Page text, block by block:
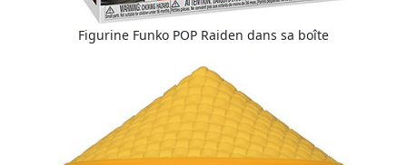
Figurine Funko POP Raiden dans sa boîte